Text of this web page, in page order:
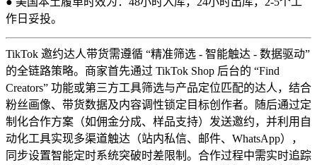
作日妥投。
TikTok 邀约达人带货需遵循 “精准筛选 - 智能触达 - 数据驱动”
的全链路策略。商家首先通过 TikTok Shop 后台的 “Find
Creators” 功能或第三方工具筛选与产品定位匹配的达人，结合
粉丝画像、带货数据及内容调性锁定目标创作者。随后通过定
制化合作方案（如佣金分成、样品支持）发送邀约，并利用自
动化工具实现多渠道触达（站内私信、邮件、WhatsApp），
同步设置智能定时系统突破时差限制。合作过程中需实时追踪